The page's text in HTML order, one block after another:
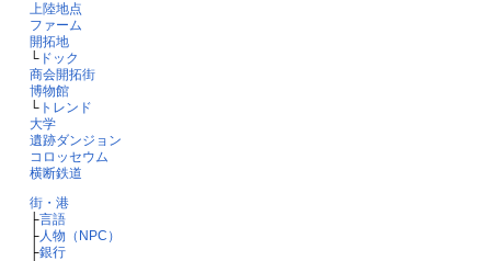
上陸地点
ファーム
開拓地
└ドック
商会開拓街
博物館
└トレンド
大学
遺跡ダンジョン
コロッセウム
横断鉄道
街・港
├言語
├人物（NPC）
├銀行